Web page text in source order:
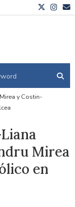
y Costin-
Mirea
en